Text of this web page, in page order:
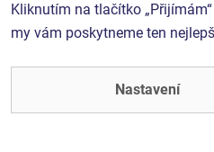
Produkt - UNK-2005K-10
Herní sestava klasik
- celokovová
Kliknutím na tlačítko
my vám poskytneme ten
Nastavení